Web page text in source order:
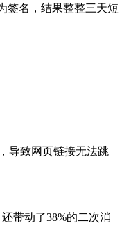
签名，结果整整三天短
导致网页链接无法跳
带动了38%的二次消